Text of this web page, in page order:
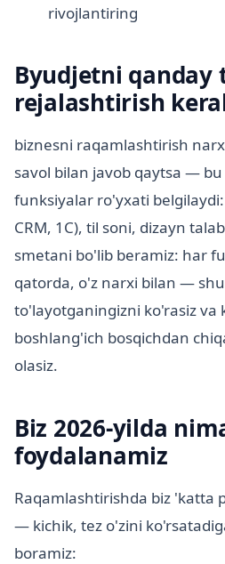
rivojlantiring
Byudjetni qanday
rejalashtirish
biznesni raqamlashtirish
savol bilan javob qaytsa —
funksiyalar ro'yxati
CRM, 1C), til soni, dizayn
smetani bo'lib beramiz: har
qatorda, o'z narxi bilan —
to'layotganingizni ko'rasiz va
boshlang'ich bosqichdan
olasiz.
Biz 2026-yilda
foydalanamiz
Raqamlashtirishda biz 'katta
— kichik, tez o'zini
boramiz: